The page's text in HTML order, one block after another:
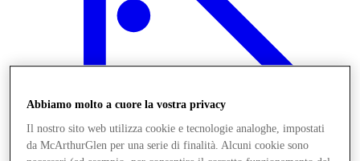
Abbiamo molto a cuore la vostra privacy
Il nostro sito web utilizza cookie e tecnologie analoghe, impostati
da McArthurGlen per una serie di finalità. Alcuni cookie sono